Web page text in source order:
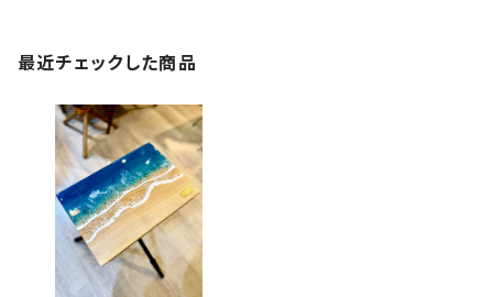
最近チェックした商品